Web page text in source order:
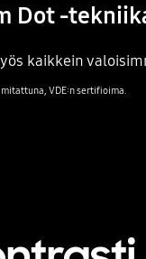
Dot -
kaikkein
VDE:n sertifioima.